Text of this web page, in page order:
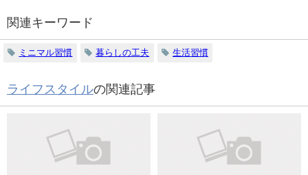
関連キーワード
ミニマル習慣 暮らしの工夫 生活習慣
ライフスタイルの関連記事